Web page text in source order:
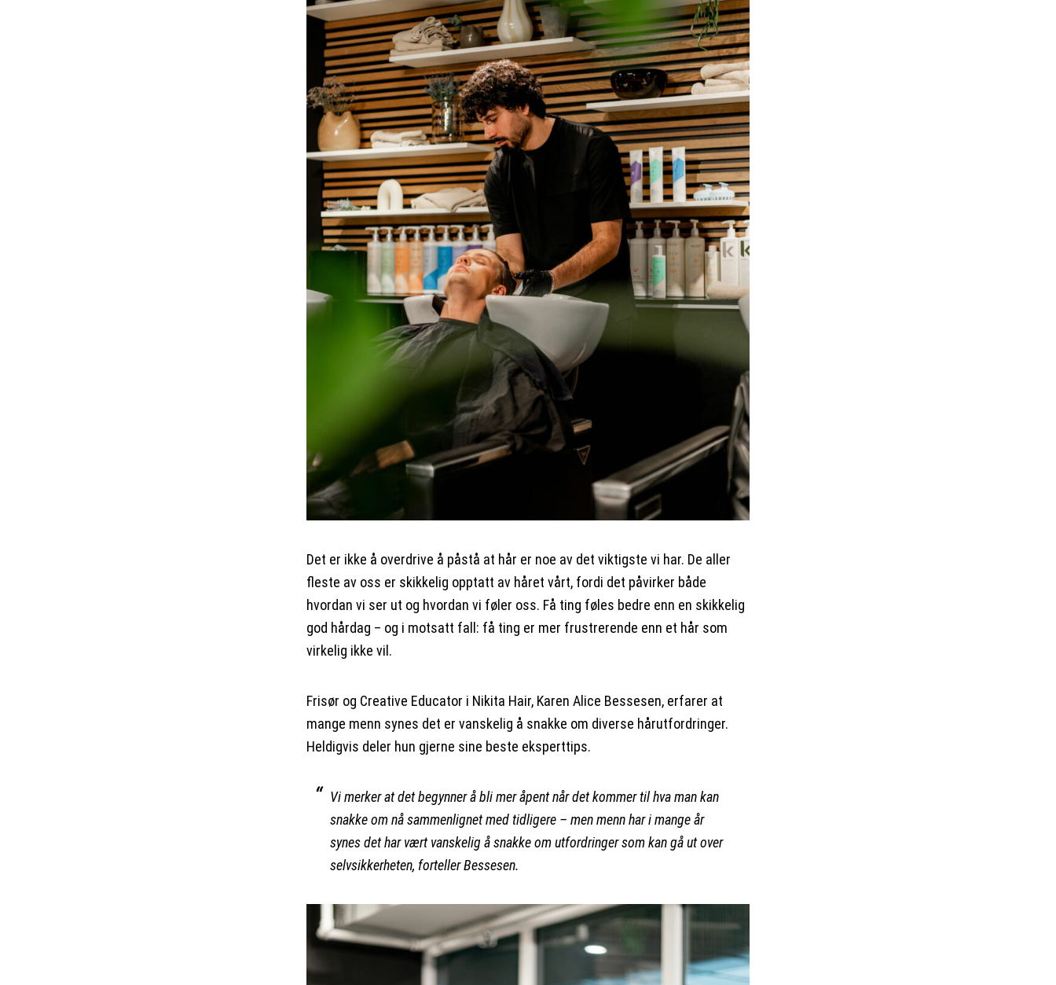
Det er ikke å overdrive å påstå at hår er noe av det viktigste vi har. De aller
fleste av oss er skikkelig opptatt av håret vårt, fordi det påvirker både
hvordan vi ser ut og hvordan vi føler oss. Få ting føles bedre enn en skikkelig
god hårdag – og i motsatt fall: få ting er mer frustrerende enn et hår som
virkelig ikke vil.
Frisør og Creative Educator i Nikita Hair, Karen Alice Bessesen, erfarer at
mange menn synes det er vanskelig å snakke om diverse hårutfordringer.
Heldigvis deler hun gjerne sine beste eksperttips.
Vi merker at det begynner å bli mer åpent når det kommer til hva man kan
snakke om nå sammenlignet med tidligere – men menn har i mange år
synes det har vært vanskelig å snakke om utfordringer som kan gå ut over
selvsikkerheten, forteller Bessesen.